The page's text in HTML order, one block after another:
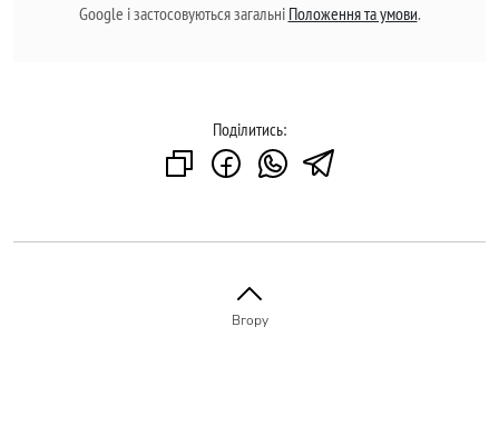
Google і застосовуються загальні Положення та умови.
Поділитись:
Вгору